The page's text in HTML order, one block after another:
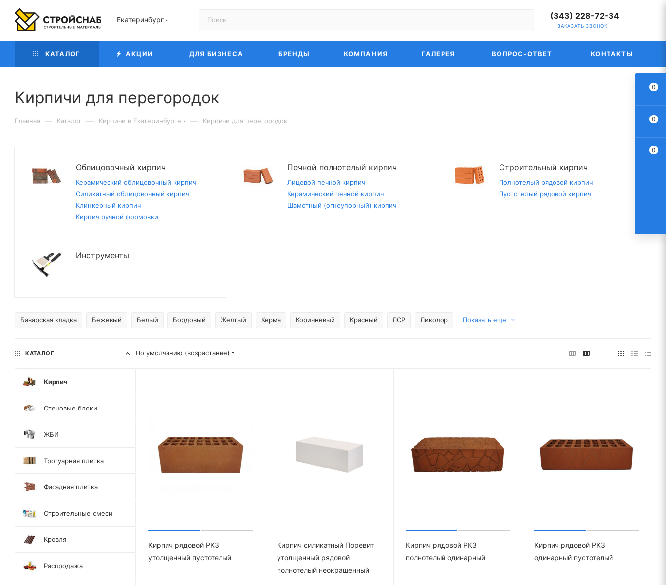
Екатеринбург (343) 228-72-34
ЗАКАЗАТЬ ЗВОНОК
КАТАЛОГ АКЦИИ ДЛЯ БИЗНЕСА БРЕНДЫ КОМПАНИЯ ГАЛЕРЕЯ ВОПРОС-ОТВЕТ КОНТАКТЫ
Кирпичи для перегородок
Главная — Каталог — Кирпичи в Екатеринбурге — Кирпичи для перегородок
Облицовочный кирпич
Керамический облицовочный кирпич
Силикатный облицовочный кирпич
Клинкерный кирпич
Кирпич ручной формовки
Печной полнотелый кирпич
Лицевой печной кирпич
Керамический печной кирпич
Шамотный (огнеупорный) кирпич
Строительный кирпич
Полнотелый рядовой кирпич
Пустотелый рядовой кирпич
Инструменты
Баварская кладка Бежевый Белый Бордовый Желтый Керма Коричневый Красный ЛСР Ликолор Показать еще
По умолчанию (возрастание)
Кирпич рядовой РКЗ
утолщенный пустотелый
Кирпич силикатный Поревит
утолщенный рядовой
полнотелый неокрашенный
Кирпич рядовой РКЗ
полнотелый одинарный
Кирпич рядовой РКЗ
одинарный пустотелый
КАТАЛОГ
Кирпич
Стеновые блоки
ЖБИ
Тротуарная плитка
Фасадная плитка
Строительные смеси
Кровля
Распродажа
0
0
0